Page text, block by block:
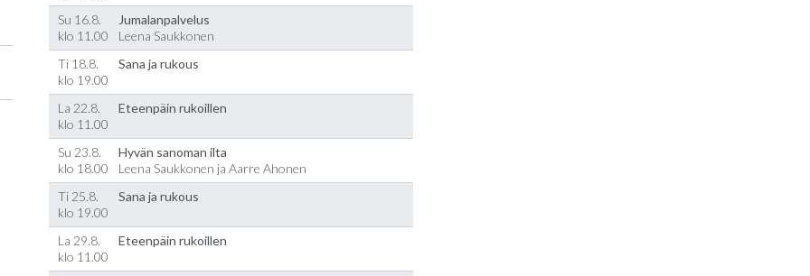
Su 16.8.
klo 11.00
Jumalanpalvelus
Leena Saukkonen
Ti 18.8.
klo 19.00
Sana ja rukous
La 22.8.
klo 11.00
Eteenpäin rukoillen
Su 23.8.
klo 18.00
Hyvän sanoman ilta
Leena Saukkonen ja Aarre Ahonen
Ti 25.8.
klo 19.00
Sana ja rukous
La 29.8.
klo 11.00
Eteenpäin rukoillen